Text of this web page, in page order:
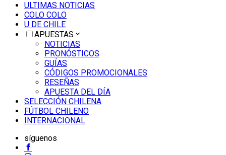
ULTIMAS NOTICIAS
COLO COLO
U DE CHILE
APUESTAS
NOTICIAS
PRONÓSTICOS
GUÍAS
CÓDIGOS PROMOCIONALES
RESEÑAS
APUESTA DEL DÍA
SELECCIÓN CHILENA
FÚTBOL CHILENO
INTERNACIONAL
síguenos